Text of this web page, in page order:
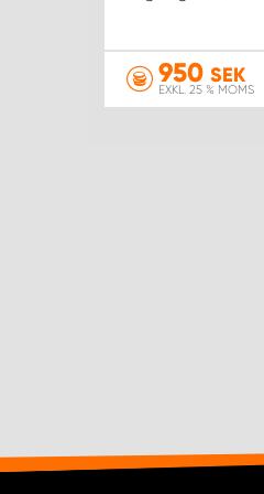
950 SEK
EXKL. 25 % MOMS